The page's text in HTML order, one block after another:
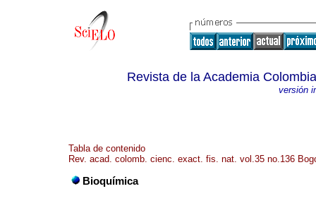
Revista de la Academia
versión
Tabla de contenido
Rev. acad. colomb. cienc. exact. fis. nat. vol.35 no.136
Bioquímica